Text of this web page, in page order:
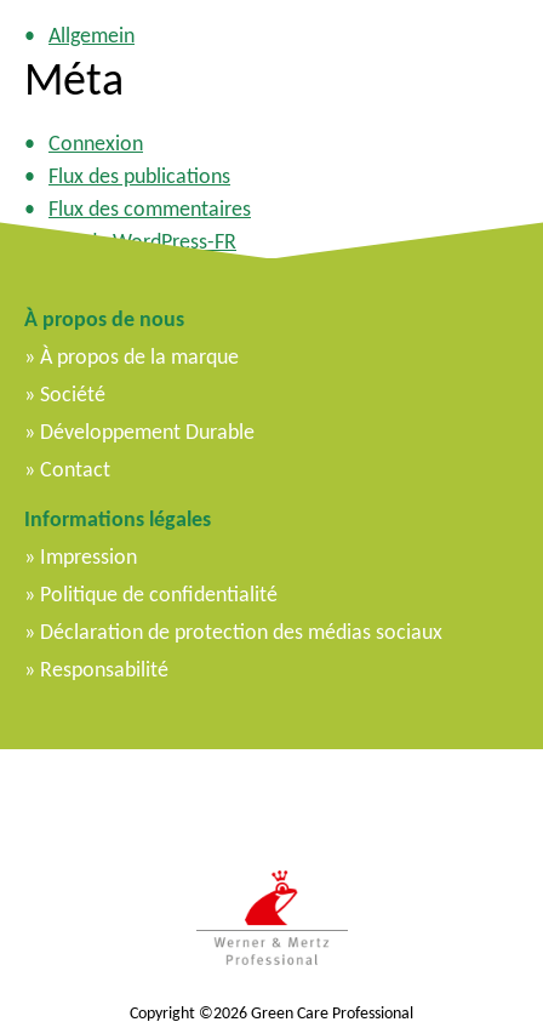
Allgemein
Méta
Connexion
Flux des publications
Flux des commentaires
Site de WordPress-FR
À propos de nous
À propos de la marque
Société
Développement Durable
Contact
Informations légales
Impression
Politique de confidentialité
Déclaration de protection des médias sociaux
Responsabilité
Copyright ©2026 Green Care Professional